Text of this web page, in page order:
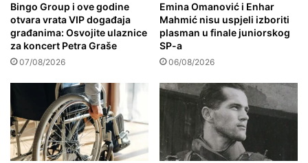
Bingo Group i ove godine
otvara vrata VIP događaja
građanima: Osvojite ulaznice
za koncert Petra Graše
07/08/2026
Emina Omanović i Enhar
Mahmić nisu uspjeli izboriti
plasman u finale juniorskog
SP-a
06/08/2026